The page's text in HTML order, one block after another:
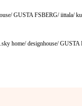
GUSTA FSBERG/ iittala/
home/ designhouse/